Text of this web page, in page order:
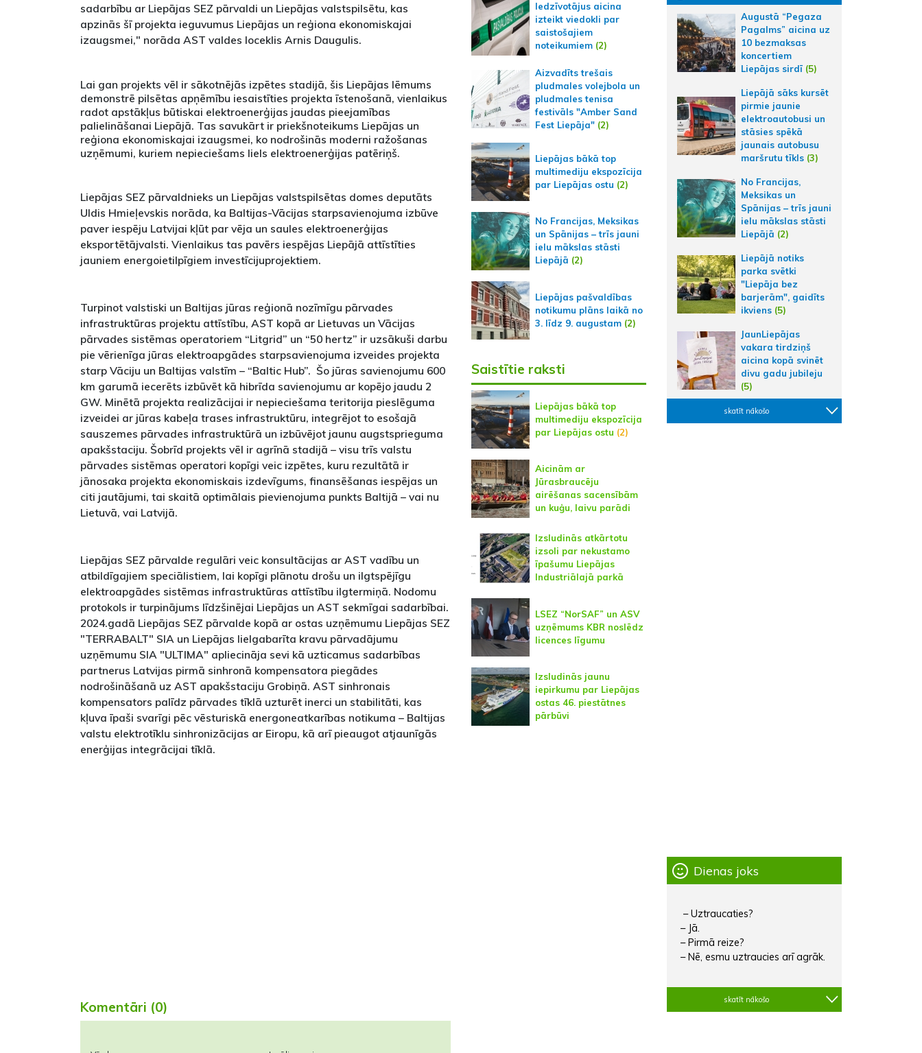
sadarbību ar Liepājas SEZ pārvaldi un Liepājas valstspilsētu, kas
apzinās šī projekta ieguvumus Liepājas un reģiona ekonomiskajai
izaugsmei," norāda AST valdes loceklis Arnis Daugulis.
Lai gan projekts vēl ir sākotnējās izpētes stadijā, šis Liepājas lēmums
demonstrē pilsētas apņēmību iesaistīties projekta īstenošanā, vienlaikus
radot apstākļus būtiskai elektroenerģijas jaudas pieejamības
palielināšanai Liepājā. Tas savukārt ir priekšnoteikums Liepājas un
reģiona ekonomiskajai izaugsmei, ko nodrošinās moderni ražošanas
uzņēmumi, kuriem nepieciešams liels elektroenerģijas patēriņš.
Liepājas SEZ pārvaldnieks un Liepājas valstspilsētas domes deputāts
Uldis Hmieļevskis norāda, ka Baltijas-Vācijas starpsavienojuma izbūve
paver iespēju Latvijai kļūt par vēja un saules elektroenerģijas
eksportētājvalsti. Vienlaikus tas pavērs iespējas Liepājā attīstīties
jauniem energoietilpīgiem investīcijuprojektiem.
Turpinot valstiski un Baltijas jūras reģionā nozīmīgu pārvades
infrastruktūras projektu attīstību, AST kopā ar Lietuvas un Vācijas
pārvades sistēmas operatoriem “Litgrid” un “50 hertz” ir uzsākuši darbu
pie vērienīga jūras elektroapgādes starpsavienojuma izveides projekta
starp Vāciju un Baltijas valstīm – “Baltic Hub”. Šo jūras savienojumu 600
km garumā iecerēts izbūvēt kā hibrīda savienojumu ar kopējo jaudu 2
GW. Minētā projekta realizācijai ir nepieciešama teritorija pieslēguma
izveidei ar jūras kabeļa trases infrastruktūru, integrējot to esošajā
sauszemes pārvades infrastruktūrā un izbūvējot jaunu augstsprieguma
apakšstaciju. Šobrīd projekts vēl ir agrīnā stadijā – visu trīs valstu
pārvades sistēmas operatori kopīgi veic izpētes, kuru rezultātā ir
jānosaka projekta ekonomiskais izdevīgums, finansēšanas iespējas un
citi jautājumi, tai skaitā optimālais pievienojuma punkts Baltijā – vai nu
Lietuvā, vai Latvijā.
Liepājas SEZ pārvalde regulāri veic konsultācijas ar AST vadību un
atbildīgajiem speciālistiem, lai kopīgi plānotu drošu un ilgtspējīgu
elektroapgādes sistēmas infrastruktūras attīstību ilgtermiņā. Nodomu
protokols ir turpinājums līdzšinējai Liepājas un AST sekmīgai sadarbībai.
2024.gadā Liepājas SEZ pārvalde kopā ar ostas uzņēmumu Liepājas SEZ
"TERRABALT" SIA un Liepājas lielgabarīta kravu pārvadājumu
uzņēmumu SIA "ULTIMA" apliecināja sevi kā uzticamus sadarbības
partnerus Latvijas pirmā sinhronā kompensatora piegādes
nodrošināšanā uz AST apakšstaciju Grobiņā. AST sinhronais
kompensators palīdz pārvades tīklā uzturēt inerci un stabilitāti, kas
kļuva īpaši svarīgi pēc vēsturiskā energoneatkarības notikuma – Baltijas
valstu elektrotīklu sinhronizācijas ar Eiropu, kā arī pieaugot atjaunīgās
enerģijas integrācijai tīklā.
Komentāri (0)
Iedzīvotājus aicina
izteikt viedokli par
saistošajiem
noteikumiem (2)
Aizvadīts trešais
pludmales volejbola un
pludmales tenisa
festivāls "Amber Sand
Fest Liepāja"(2)
Liepājas bākā top
multimediju ekspozīcija
par Liepājas ostu (2)
No Francijas, Meksikas
un Spānijas – trīs jauni
ielu mākslas stāsti
Liepājā (2)
Liepājas pašvaldības
notikumu plāns laikā no
3. līdz 9. augustam(2)
Saistītie raksti
Liepājas bākā top
multimediju ekspozīcija
par Liepājas ostu (2)
Aicinām ar
Jūrasbraucēju
airēšanas sacensībām
un kuģu, laivu parādi
Izsludinās atkārtotu
izsoli par nekustamo
īpašumu Liepājas
Industriālajā parkā
LSEZ “NorSAF” un ASV
uzņēmums KBR noslēdz
licences līgumu
Izsludinās jaunu
iepirkumu par Liepājas
ostas 46. piestātnes
pārbūvi
Augustā “Pegaza
Pagalms” aicina uz
10 bezmaksas
koncertiem
Liepājas sirdī (5)
Liepājā sāks kursēt
pirmie jaunie
elektroautobusi un
stāsies spēkā
jaunais autobusu
maršrutu tīkls (3)
No Francijas,
Meksikas un
Spānijas – trīs jauni
ielu mākslas stāsti
Liepājā (2)
Liepājā notiks
parka svētki
"Liepāja bez
barjerām", gaidīts
ikviens (5)
JaunLiepājas
vakara tirdziņš
aicina kopā svinēt
divu gadu jubileju
(5)
skatīt nākošo
Dienas joks
– Uztraucaties?
– Jā.
– Pirmā reize?
– Nē, esmu uztraucies arī agrāk.
skatīt nākošo